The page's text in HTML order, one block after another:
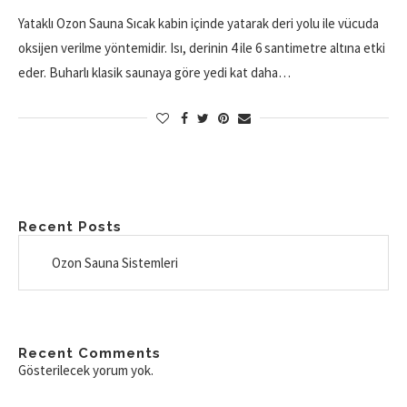
Yataklı Ozon Sauna Sıcak kabin içinde yatarak deri yolu ile vücuda
oksijen verilme yöntemidir. Isı, derinin 4 ile 6 santimetre altına etki
eder. Buharlı klasik saunaya göre yedi kat daha…
Recent Posts
Ozon Sauna Sistemleri
Recent Comments
Gösterilecek yorum yok.